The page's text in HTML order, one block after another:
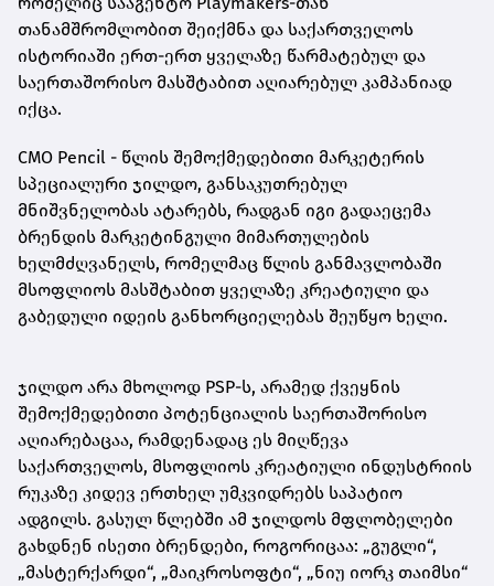
თანამშრომლობით შეიქმნა და საქართველოს
ისტორიაში ერთ-ერთ ყველაზე წარმატებულ და
საერთაშორისო მასშტაბით აღიარებულ კამპანიად
იქცა.
CMO Pencil - წლის შემოქმედებითი მარკეტერის
სპეციალური ჯილდო, განსაკუთრებულ
მნიშვნელობას ატარებს, რადგან იგი გადაეცემა
ბრენდის მარკეტინგული მიმართულების
ხელმძღვანელს, რომელმაც წლის განმავლობაში
მსოფლიოს მასშტაბით ყველაზე კრეატიული და
გაბედული იდეის განხორციელებას შეუწყო ხელი.
ჯილდო არა მხოლოდ PSP-ს, არამედ ქვეყნის
შემოქმედებითი პოტენციალის საერთაშორისო
აღიარებაცაა, რამდენადაც ეს მიღწევა
საქართველოს, მსოფლიოს კრეატიული ინდუსტრიის
რუკაზე კიდევ ერთხელ უმკვიდრებს საპატიო
ადგილს. გასულ წლებში ამ ჯილდოს მფლობელები
გახდნენ ისეთი ბრენდები, როგორიცაა: „გუგლი“,
„მასტერქარდი“, „მაიკროსოფტი“, „ნიუ იორკ თაიმსი“